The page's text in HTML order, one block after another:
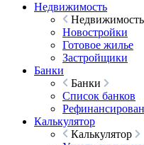
Недвижимость
Недвижимость
Новостройки
Готовое жилье
Застройщики
Банки
Банки
Список банков
Калькулятор
Калькулятор